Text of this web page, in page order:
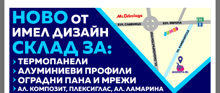
БЪРЗА ПОРЪЧКА БЕЗ РЕГИСТРАЦИЯ
САМО ПОПЪЛНЕТЕ 4 ПОЛЕТА
Tweet